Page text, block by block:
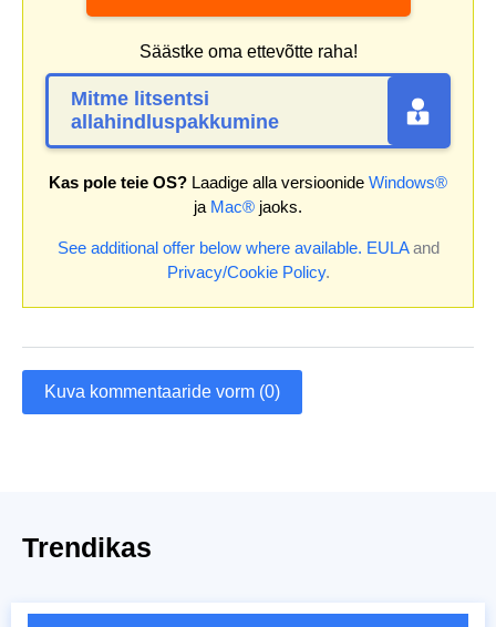
Säästke oma ettevõtte raha!
Mitme litsentsi
allahindluspakkumine
Kas pole teie OS? Laadige alla versioonide Windows®
ja Mac® jaoks.
See additional offer below where available. EULAand
Privacy/Cookie Policy.
Kuva kommentaaride vorm (0)
Trendikas